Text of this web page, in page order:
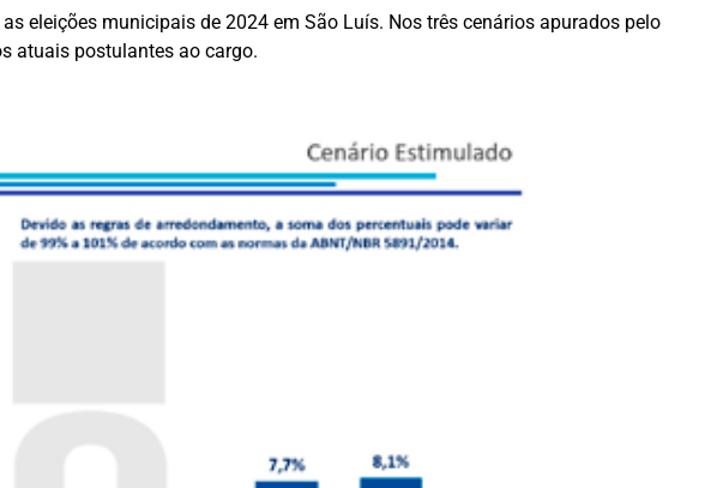
eleições municipais de 2024 em São Luís. Nos três cenários apurados pelo
atuais postulantes ao cargo.